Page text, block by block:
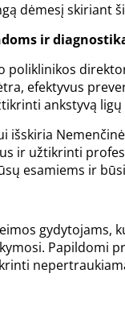
dėmesį skiriant
ir
efektyvus
ankstyvą
ir užtikrinti
esamiems ir
Papildomi